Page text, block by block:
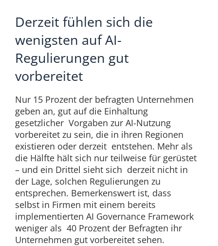
Derzeit fühlen sich die
wenigsten auf AI-
Regulierungen gut
vorbereitet
Nur 15 Prozent der befragten Unternehmen
geben an, gut auf die Einhaltung
gesetzlicher Vorgaben zur AI-Nutzung
vorbereitet zu sein, die in ihren Regionen
existieren oder derzeit entstehen. Mehr als
die Hälfte hält sich nur teilweise für gerüstet
– und ein Drittel sieht sich derzeit nicht in
der Lage, solchen Regulierungen zu
entsprechen. Bemerkenswert ist, dass
selbst in Firmen mit einem bereits
implementierten AI Governance Framework
weniger als 40 Prozent der Befragten ihr
Unternehmen gut vorbereitet sehen.